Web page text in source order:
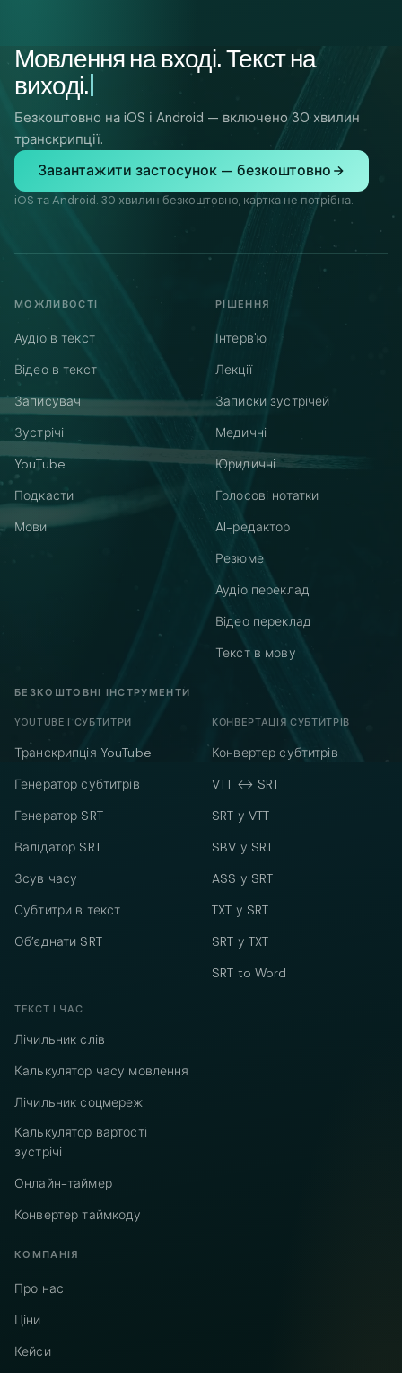
Мовлення на вході. Текст на
виході.
Безкоштовно на iOS і Android — включено 30 хвилин
транскрипції.
Завантажити застосунок — безкоштовно
iOS та Android. 30 хвилин безкоштовно, картка не потрібна.
МОЖЛИВОСТІ
Аудіо в текст
Відео в текст
Записувач
Зустрічі
YouTube
Подкасти
Мови
РІШЕННЯ
Інтерв'ю
Лекції
Записки зустрічей
Медичні
Юридичні
Голосові нотатки
AI-редактор
Резюме
Аудіо переклад
Відео переклад
Текст в мову
БЕЗКОШТОВНІ ІНСТРУМЕНТИ
YOUTUBE І СУБТИТРИ
Транскрипція YouTube
Генератор субтитрів
Генератор SRT
Валідатор SRT
Зсув часу
Субтитри в текст
Об’єднати SRT
КОНВЕРТАЦІЯ СУБТИТРІВ
Конвертер субтитрів
VTT ↔ SRT
SRT у VTT
SBV у SRT
ASS у SRT
TXT у SRT
SRT у TXT
SRT to Word
ТЕКСТ І ЧАС
Лічильник слів
Калькулятор часу мовлення
Лічильник соцмереж
Калькулятор вартості
зустрічі
Онлайн-таймер
Конвертер таймкоду
КОМПАНІЯ
Про нас
Ціни
Кейси